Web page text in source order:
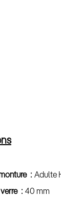
Adulte
40 mm